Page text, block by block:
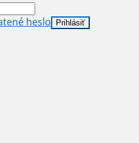
heslo